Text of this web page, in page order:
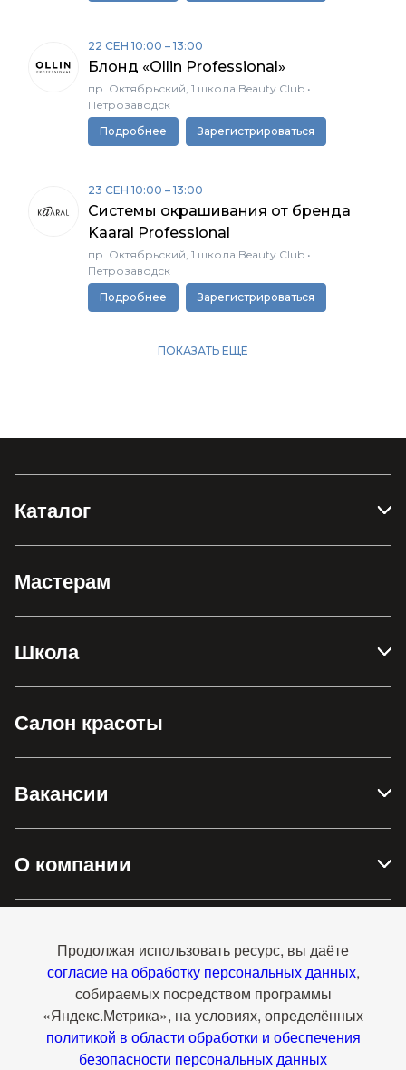
Каталог
Мастерам
Школа
Салон красоты
Вакансии
О компании
Контакты
Продолжая использовать ресурс, вы даёте
согласие на обработку персональных данных,
собираемых посредством программы
«Яндекс.Метрика», на условиях, определённых
политикой в области обработки и обеспечения
безопасности персональных данных